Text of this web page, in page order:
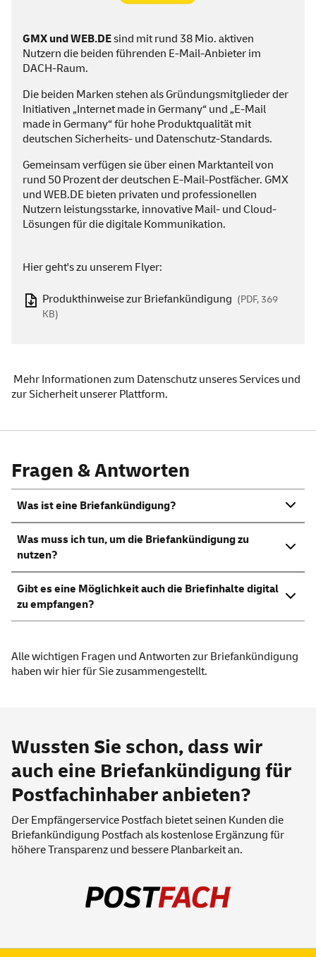
GMX undWEB.DEsind mit rund 38 Mio. aktiven
Nutzern die beiden führenden E-Mail-Anbieter im
DACH-Raum.
Die beiden Marken stehen als Gründungsmitglieder der
Initiativen „Internet made in Germany“ und „E-Mail
made in Germany“ für hohe Produktqualität mit
deutschen Sicherheits- und Datenschutz-Standards.
Gemeinsam verfügen sie über einen Marktanteil von
rund 50 Prozent der deutschen E-Mail-Postfächer. GMX
und WEB.DE bieten privaten und professionellen
Nutzern leistungsstarke, innovative Mail- und Cloud-
Lösungen für die digitale Kommunikation.
Hier geht's zu unserem Flyer:
Produkthinweise zur Briefankündigung (PDF, 369
KB)
Mehr Informationen zum Datenschutz unseresServices und
zur Sicherheit unserer Plattform.
Fragen & Antworten
Was ist eine Briefankündigung?
Was muss ich tun, um die Briefankündigung zu
nutzen?
Gibt es eine Möglichkeit auch die Briefinhalte digital
zu empfangen?
Alle wichtigen Fragen und Antworten zur Briefankündigung
haben wir hierfür Sie zusammengestellt.
Wussten Sie schon, dass wir
auch eine Briefankündigung für
Postfachinhaber anbieten?
Der Empfängerservice Postfach bietet seinen Kunden die
Briefankündigung Postfach als kostenlose Ergänzung für
höhere Transparenz und bessere Planbarkeit an.